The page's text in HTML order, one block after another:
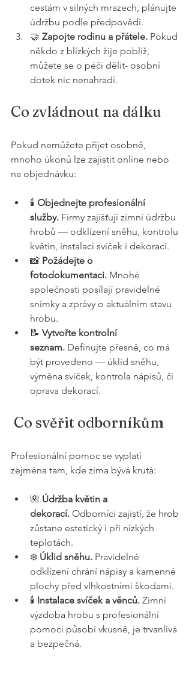
cestám v silných mrazech, plánujte
údržbu podle předpovědi.
🤝 Zapojte rodinu a přátele. Pokud
někdo z blízkých žije poblíž,
můžete se o péči dělit- osobní
dotek nic nenahradí.
Co zvládnout na dálku
Pokud nemůžete přijet osobně,
mnoho úkonů lze zajistit online nebo
na objednávku:
🕯️ Objednejte profesionální
služby. Firmy zajišťují zimní údržbu
hrobů — odklízení sněhu, kontrolu
květin, instalaci svíček i dekorací.
📸 Požádejte o
fotodokumentaci. Mnohé
společnosti posílají pravidelné
snímky a zprávy o aktuálním stavu
hrobu.
📝 Vytvořte kontrolní
seznam. Definujte přesně, co má
být provedeno — úklid sněhu,
výměna svíček, kontrola nápisů, či
oprava dekorací.
Co svěřit odborníkům
Profesionální pomoc se vyplatí
zejména tam, kde zima bývá krutá:
🌺 Údržba květin a
dekorací. Odborníci zajistí, že hrob
zůstane estetický i při nízkých
teplotách.
❄️ Úklid sněhu. Pravidelné
odklízení chrání nápisy a kamenné
plochy před vlhkostními škodami.
🕯️ Instalace svíček a věnců. Zimní
výzdoba hrobu s profesionální
pomocí působí vkusně, je trvanlivá
a bezpečná.